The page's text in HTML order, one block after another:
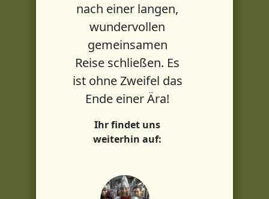
nach einer langen,
wundervollen
gemeinsamen
Reise schließen. Es
ist ohne Zweifel das
Ende einer Ära!
Ihr findet uns
weiterhin auf: